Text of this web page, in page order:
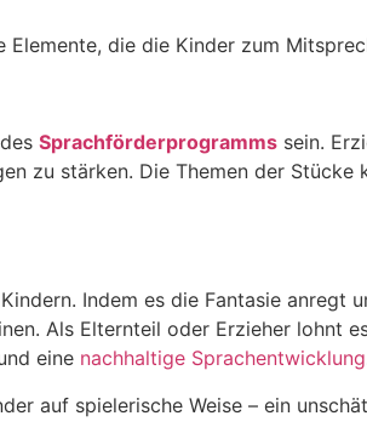
die die Kinder zum
Sprachförderprogramms sein.
zu stärken. Die Themen der
Indem es die Fantasie anregt
Als Elternteil oder Erzieher lohnt
eine nachhaltige Sprachentwicklung
auf spielerische Weise – ein